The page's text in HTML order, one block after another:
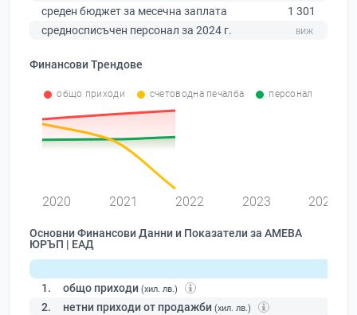
среден бюджет за месечна заплата
1 301
средносписъчен персонал за 2024 г.
Финансови Трендове
общо приходи счетоводна печалба персонал
2020 2021 2022 2023 2024
Основни Финансови Данни и Показатели за АМЕВА
ЮРЪП | ЕАД
1. общо приходи (хил. лв.)
2. нетни приходи от продажби (хил. лв.)